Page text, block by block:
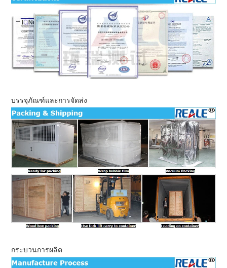
วัสดุฉนวน
ภาระแบริ่งพื้น 500Kg/m 3
ระบบทำความเย็น
ระบายความร้อนด้วยอากาศ (แบบระบายความร้อนด้
ประเภท Cascade, คอมเพรสเซอร์สุญญากาศ/เซมิตี,
คอนโทรลเลอร์ หน้าจอ LCD สีเป็นภาษาอังกฤษ/จีน การเขียนโปรแก
อุปกรณ์ความ
ปลอดภัย
ไม่มีสวิตช์ลวดเชื่อม, คอมเพรสเซอร์ร้อนเกินไปและ
เกิน, การป้องกันการโอเวอร์โหลดโบลเวอร์, ตัวป้อง
ต่ำ, ระบบเตือนความผิดพลาด
พลัง
บรรจุภัณฑ์และการจัดส่ง
กระบวนการผลิต